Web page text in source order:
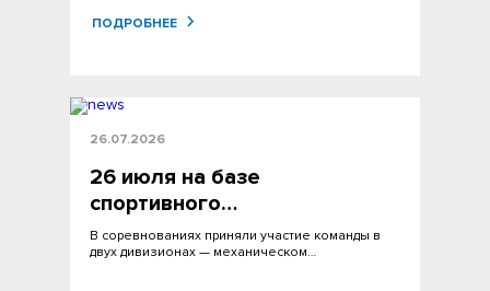
ПОДРОБНЕЕ
26.07.2026
26 июля на базе
спортивного…
В соревнованиях приняли участие команды в
двух дивизионах — механическом…